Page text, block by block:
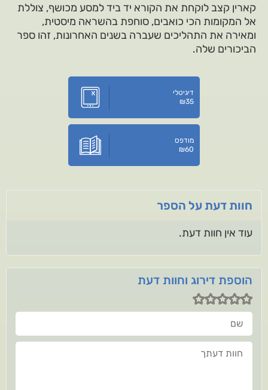
קארין קצב לוקחת את הקורא יד ביד למסע מכושף, צוללת
אל המקומות הכי כואבים, סוחפת בהשראה מיסטית,
ומאירה את התהליכים שעברה בשנים האחרונות, זהו ספר
הביכורים שלה.
דיגיטלי
₪35
מודפס
₪60
חוות דעת על הספר
עוד אין חוות דעת.
הוספת דירוג וחוות דעת
שם
חוות דעתך